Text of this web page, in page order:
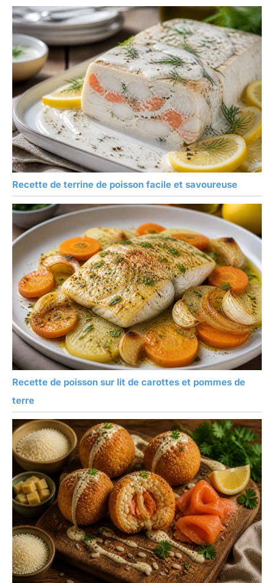
Recette de terrine de poisson facile et savoureuse
Recette de poisson sur lit de carottes et pommes de
terre